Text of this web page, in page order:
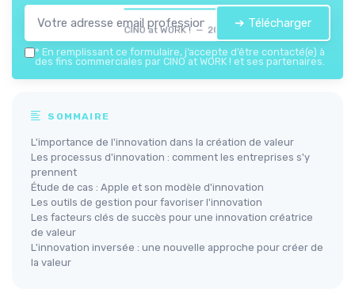
CINO at WORK ! — 2026 ➔ Télécharger
* En remplissant ce formulaire, j’accepte d’être contacté(e) à
des fins commerciales par CINO at WORK ! et ses partenaires.
SOMMAIRE
L'importance de l'innovation dans la création de valeur
Les processus d'innovation : comment les entreprises s'y
prennent
Étude de cas : Apple et son modèle d'innovation
Les outils de gestion pour favoriser l'innovation
Les facteurs clés de succès pour une innovation créatrice
de valeur
L'innovation inversée : une nouvelle approche pour créer de
la valeur